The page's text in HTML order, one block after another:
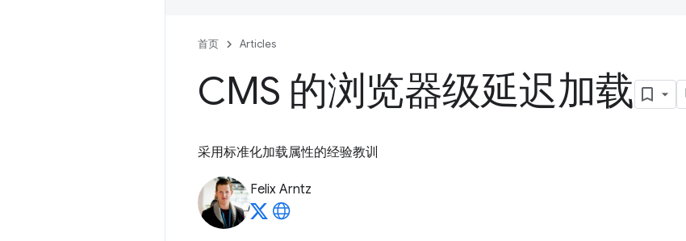
首页 Articles
CMS 的浏览器级延迟加载
采用标准化加载属性的经验教训
Felix Arntz